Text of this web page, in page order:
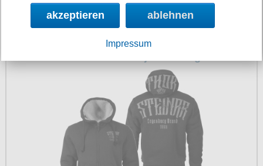
104.90 €
akzeptieren ablehnen
Impressum